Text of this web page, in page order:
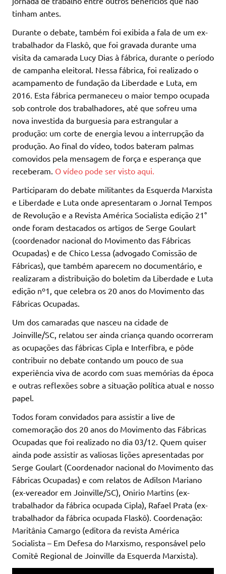
tinham antes.
Durante o debate, também foi exibida a fala de um ex-
trabalhador da Flaskô, que foi gravada durante uma
visita da camarada Lucy Dias à fábrica, durante o período
de campanha eleitoral. Nessa fábrica, foi realizado o
acampamento de fundação da Liberdade e Luta, em
2016. Esta fábrica permaneceu o maior tempo ocupada
sob controle dos trabalhadores, até que sofreu uma
nova investida da burguesia para estrangular a
produção: um corte de energia levou a interrupção da
produção. Ao final do vídeo, todos bateram palmas
comovidos pela mensagem de força e esperança que
receberam. O vídeo pode ser visto aqui.
Participaram do debate militantes da Esquerda Marxista
e Liberdade e Luta onde apresentaram o Jornal Tempos
de Revolução e a Revista América Socialista edição 21°
onde foram destacados os artigos de Serge Goulart
(coordenador nacional do Movimento das Fábricas
Ocupadas) e de Chico Lessa (advogado Comissão de
Fábricas), que também aparecem no documentário, e
realizaram a distribuição do boletim da Liberdade e Luta
edição nº1, que celebra os 20 anos do Movimento das
Fábricas Ocupadas.
Um dos camaradas que nasceu na cidade de
Joinville/SC, relatou ser ainda criança quando ocorreram
as ocupações das fábricas Cipla e Interfibra, e pôde
contribuir no debate contando um pouco de sua
experiência viva de acordo com suas memórias da época
e outras reflexões sobre a situação política atual e nosso
papel.
Todos foram convidados para assistir a live de
comemoração dos 20 anos do Movimento das Fábricas
Ocupadas que foi realizado no dia 03/12. Quem quiser
ainda pode assistir as valiosas lições apresentadas por
Serge Goulart (Coordenador nacional do Movimento das
Fábricas Ocupadas) e com relatos de Adilson Mariano
(ex-vereador em Joinville/SC), Onirio Martins (ex-
trabalhador da fábrica ocupada Cipla), Rafael Prata (ex-
trabalhador da fábrica ocupada Flaskô). Coordenação:
Maritânia Camargo (editora da revista América
Socialista – Em Defesa do Marxismo, responsável pelo
Comitê Regional de Joinville da Esquerda Marxista).